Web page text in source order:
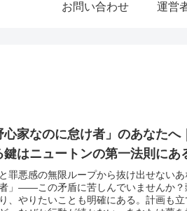
お問い合わせ
心家なのに怠け者」のあなたへ
鍵はニュートンの第一法則にあ
罪悪感の無限ループから抜け出せない
」――この矛盾に苦しんでいませんか？
、やりたいことも明確にある。計画も立